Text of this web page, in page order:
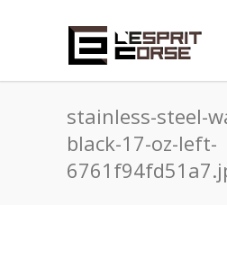
stainless-steel-
black-17-oz-left-